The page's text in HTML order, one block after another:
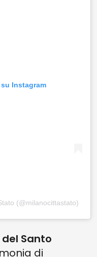
Instagram
(@milanocittastato)
Santo
di